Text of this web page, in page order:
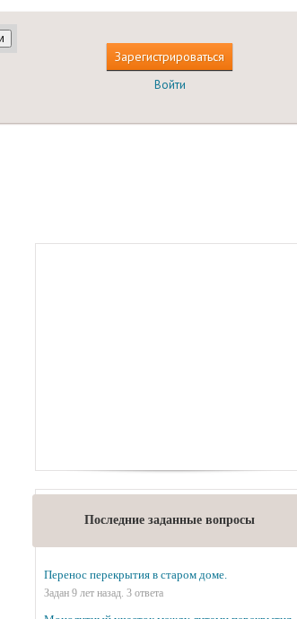
Зарегистрироваться
Войти
Последние заданные вопросы
Перенос перекрытия в старом доме.
Задан 9 лет назад. 3 ответа